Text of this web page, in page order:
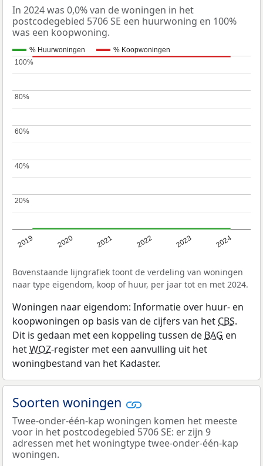
In 2024 was 0,0% van de woningen in het
postcodegebied 5706 SE een huurwoning en 100%
was een koopwoning.
% Huurwoningen % Koopwoningen
2019 2020 2021 2022 2023 2024
20%
20%
40%
40%
60%
60%
80%
80%
100%
100%
Bovenstaande lijngrafiek toont de verdeling van woningen
naar type eigendom, koop of huur, per jaar tot en met 2024.
Woningen naar eigendom: Informatie over huur- en
koopwoningen op basis van de cijfers van hetCBS.
Dit is gedaan met een koppeling tussen deBAG en
hetWOZ-register met een aanvulling uit het
woningbestand van het Kadaster.
Soorten woningen
Twee-onder-één-kap woningen komen het meeste
voor in het postcodegebied 5706 SE: er zijn 9
adressen met het woningtype twee-onder-één-kap
woningen.